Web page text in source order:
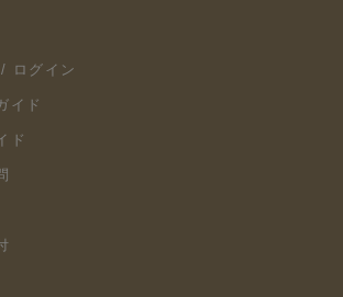
ログイン
イド
ド